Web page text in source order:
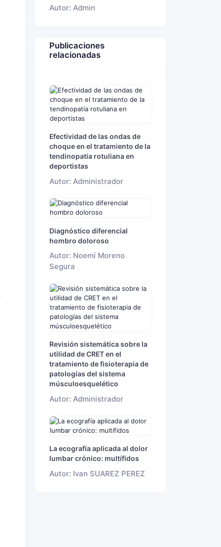
Autor: Admin
Publicaciones
relacionadas
Efectividad de las ondas de
choque en el tratamiento de la
tendinopatía rotuliana en
deportistas
Autor: Administrador
Diagnóstico diferencial
hombro doloroso
Autor: Noemí Moreno
Segura
Revisión sistemática sobre la
utilidad de CRET en el
tratamiento de fisioterapia de
patologías del sistema
músculoesquelético
Autor: Administrador
La ecografía aplicada al dolor
lumbar crónico: multífidos
Autor: Ivan SUAREZ PEREZ